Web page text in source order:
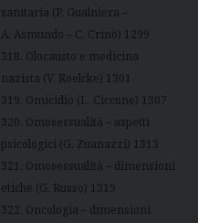
sanitaria (P. Gualniera –
A. Asmundo – C. Crinò) 1299
318. Olocausto e medicina
nazista (V. Roelcke) 1301
319. Omicidio (L. Ciccone) 1307
320. Omosessualità – aspetti
psicologici (G. Zuanazzi) 1313
321. Omosessualità – dimensioni
etiche (G. Russo) 1319
322. Oncologia – dimensioni